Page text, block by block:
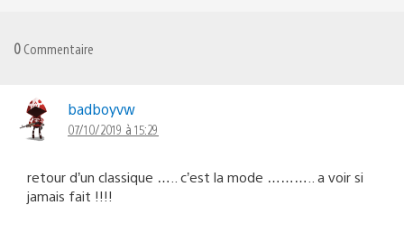
0 Commentaire
badboyvw
07/10/2019 à 15:29
retour d’un classique ….. c’est la mode ……….. a voir si
jamais fait !!!!